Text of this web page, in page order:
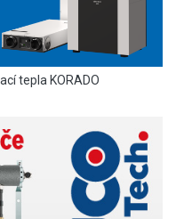
tepla KORADO